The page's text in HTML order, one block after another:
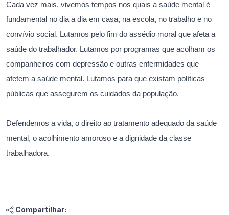
Cada vez mais, vivemos tempos nos quais a saúde mental é
fundamental no dia a dia em casa, na escola, no trabalho e no
convívio social. Lutamos pelo fim do assédio moral que afeta a
saúde do trabalhador. Lutamos por programas que acolham os
companheiros com depressão e outras enfermidades que
afetem a saúde mental. Lutamos para que existam políticas
públicas que assegurem os cuidados da população.
Defendemos a vida, o direito ao tratamento adequado da saúde
mental, o acolhimento amoroso e a dignidade da classe
trabalhadora.
Compartilhar: